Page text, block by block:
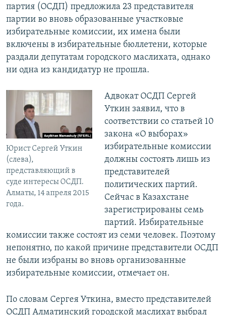
партия (ОСДП) предложила 23 представителя
партии во вновь образованные участковые
избирательные комиссии, их имена были
включены в избирательные бюллетени, которые
раздали депутатам городского маслихата, однако
ни одна из кандидатур не прошла.
Юрист Сергей Уткин
(слева),
представляющий в
суде интересы ОСДП.
Алматы, 14 апреля 2015
года.
Адвокат ОСДП Сергей
Уткин заявил, что в
соответствии со статьей 10
закона «О выборах»
избирательные комиссии
должны состоять лишь из
представителей
политических партий.
Сейчас в Казахстане
зарегистрированы семь
партий. Избирательные
комиссии также состоят из семи человек. Поэтому
непонятно, по какой причине представители ОСДП
не были избраны во вновь организованные
избирательные комиссии, отмечает он.
По словам Сергея Уткина, вместо представителей
ОСДП Алматинский городской маслихат выбрал